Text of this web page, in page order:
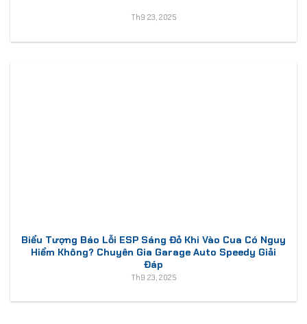
Th9 23, 2025
Biểu Tượng Báo Lỗi ESP Sáng Đỏ Khi Vào Cua Có Nguy
Hiểm Không? Chuyên Gia Garage Auto Speedy Giải
Đáp
Th9 23, 2025